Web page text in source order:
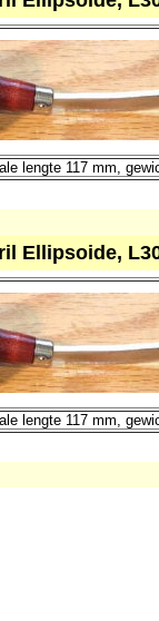
Ellipsoide,
lengte 117 mm,
Ellipsoide,